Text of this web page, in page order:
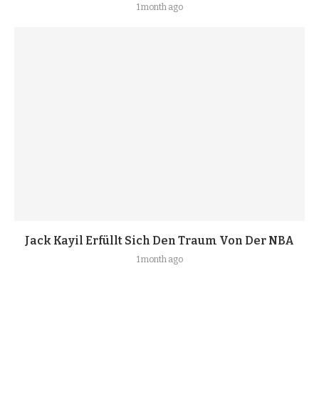
1 month ago
Jack Kayil Erfüllt Sich Den Traum Von Der NBA
1 month ago